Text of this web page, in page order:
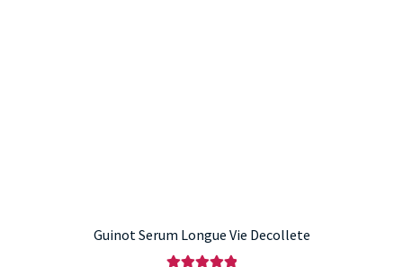
Guinot Serum Longue Vie Decollete